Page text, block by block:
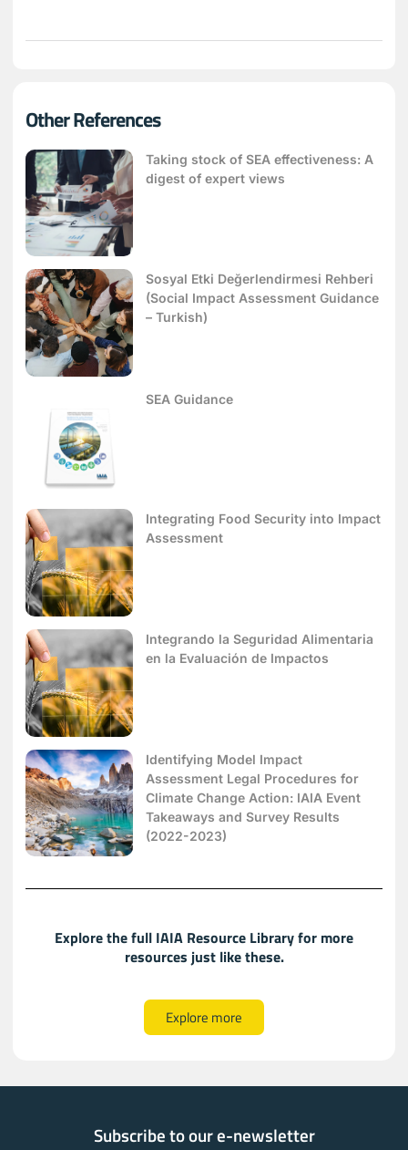
Other References
Taking stock of SEA effectiveness: A
digest of expert views
Sosyal Etki Değerlendirmesi Rehberi
(Social Impact Assessment Guidance
– Turkish)
SEA Guidance
Integrating Food Security into Impact
Assessment
Integrando la Seguridad Alimentaria
en la Evaluación de Impactos
Identifying Model Impact
Assessment Legal Procedures for
Climate Change Action: IAIA Event
Takeaways and Survey Results
(2022-2023)
Explore the full IAIA Resource Library for more
resources just like these.​​
Explore more
Subscribe to our e-newsletter